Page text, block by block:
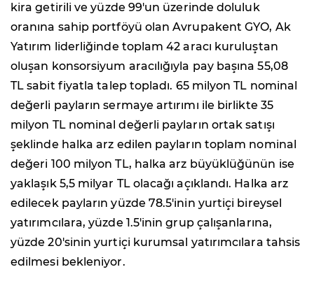
kira getirili ve yüzde 99'un üzerinde doluluk
oranına sahip portföyü olan Avrupakent GYO, Ak
Yatırım liderliğinde toplam 42 aracı kuruluştan
oluşan konsorsiyum aracılığıyla pay başına 55,08
TL sabit fiyatla talep topladı. 65 milyon TL nominal
değerli payların sermaye artırımı ile birlikte 35
milyon TL nominal değerli payların ortak satışı
şeklinde halka arz edilen payların toplam nominal
değeri 100 milyon TL, halka arz büyüklüğünün ise
yaklaşık 5,5 milyar TL olacağı açıklandı. Halka arz
edilecek payların yüzde 78.5'inin yurtiçi bireysel
yatırımcılara, yüzde 1.5'inin grup çalışanlarına,
yüzde 20'sinin yurtiçi kurumsal yatırımcılara tahsis
edilmesi bekleniyor.